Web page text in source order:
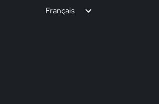
Français